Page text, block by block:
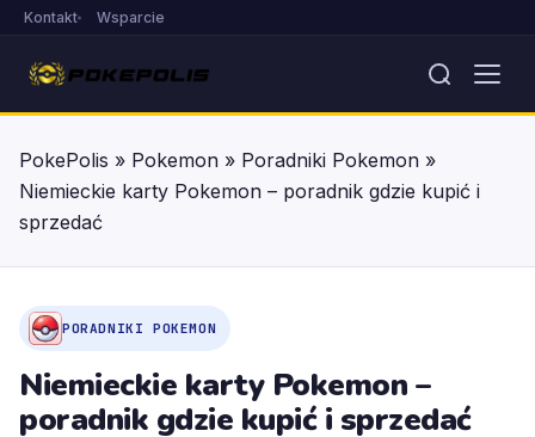
Kontakt Wsparcie
PokePolis » Pokemon » Poradniki Pokemon »
Niemieckie karty Pokemon – poradnik gdzie kupić i
sprzedać
PORADNIKI POKEMON
Niemieckie karty Pokemon –
poradnik gdzie kupić i sprzedać